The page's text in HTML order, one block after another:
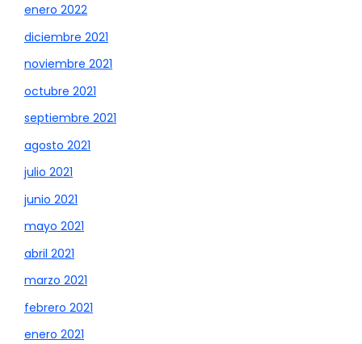
enero 2022
diciembre 2021
noviembre 2021
octubre 2021
septiembre 2021
agosto 2021
julio 2021
junio 2021
mayo 2021
abril 2021
marzo 2021
febrero 2021
enero 2021